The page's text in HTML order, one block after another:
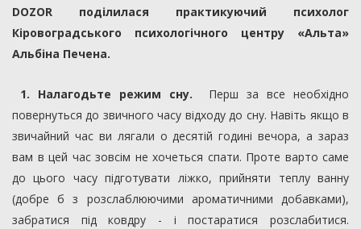
DOZOR поділилася практикуючий психолог
Кіровоградського психологічного центру «Альта»
Альбіна Печена.
1. Налагодьте режим сну. Перш за все необхідно
повернуться до звичного часу відходу до сну. Навіть якщо в
звичайний час ви лягали о десятій годині вечора, а зараз
вам в цей час зовсім не хочеться спати. Проте варто саме
до цього часу підготувати ліжко, прийняти теплу ванну
(добре б з розслаблюючими ароматичними добавками),
забратися під ковдру - і постаратися розслабитися.